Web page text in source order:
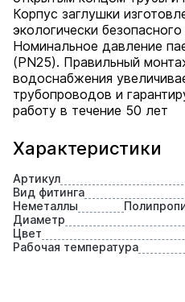
Характеристики
Артикул
Вид фитинга
Неметаллы
Диаметр
Цвет
Рабочая температура
Корпус заглушки
экологически
Номинальное давление
(PN25). Правильный
водоснабжения
трубопроводов и
работу в течение 50 лет